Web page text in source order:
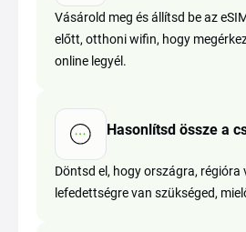
Vásárold meg és állítsd be az
előtt, otthoni wifin, hogy
online legyél.
Hasonlítsd össze a
Döntsd el, hogy országra, régióra
lefedettségre van szükséged,